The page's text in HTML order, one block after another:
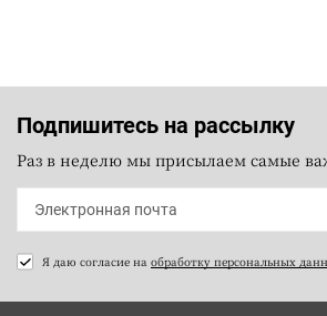
Подпишитесь на рассылку
Раз в неделю мы присылаем самые
Я даю согласие на обработку персональных